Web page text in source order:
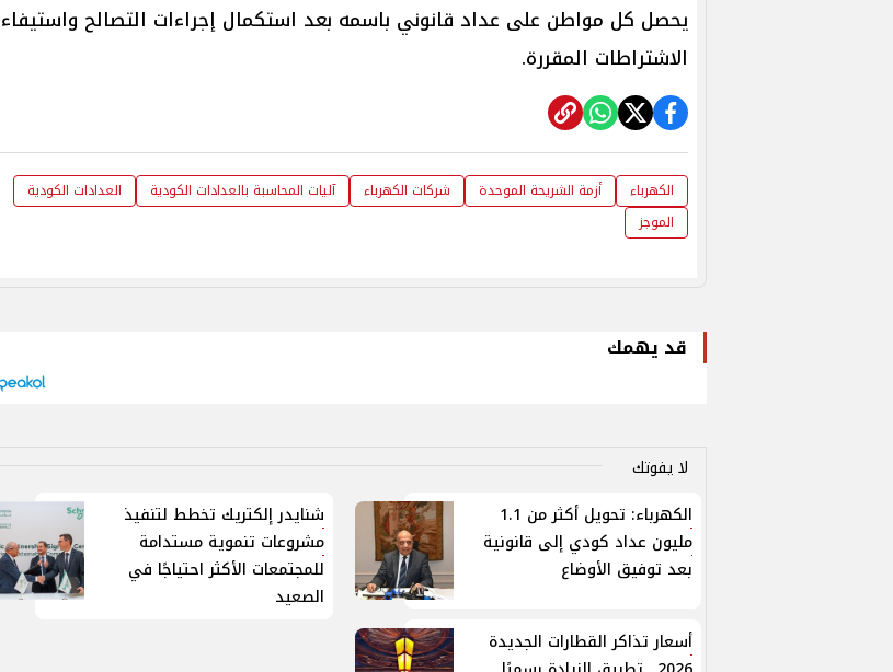
يحصل كل مواطن على عداد قانوني باسمه بعد استكمال إجراءات التصالح واستيفاء
الاشتراطات المقررة.
الكهرباء أزمة الشريحة الموحدة شركات الكهرباء آليات المحاسبة بالعدادات الكودية
العدادات الكودية
الموجز
قد يهمك
لا يفوتك
الكهرباء: تحويل أكثر من 1.1
مليون عداد كودي إلى قانونية
بعد توفيق الأوضاع
شنايدر إلكتريك تخطط لتنفيذ
مشروعات تنموية مستدامة
للمجتمعات الأكثر احتياجًا في
الصعيد
أسعار تذاكر القطارات الجديدة